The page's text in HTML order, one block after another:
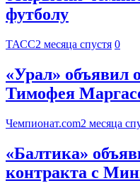
футболу
ТАСС2 месяца спустя 0
«Урал» объявил
Тимофея
Чемпионат.com2 месяца
«Балтика»
контракта с